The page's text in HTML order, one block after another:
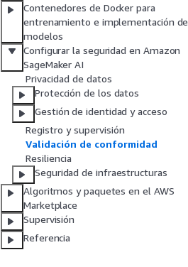
Contenedores de Docker para
entrenamiento e implementación de
modelos
Configurar la seguridad en Amazon
SageMaker AI
Privacidad de datos
Protección de los datos
Gestión de identidad y acceso
Registro y supervisión
Validación de conformidad
Resiliencia
Seguridad de infraestructuras
Algoritmos y paquetes en el AWS
Marketplace
Supervisión
Referencia